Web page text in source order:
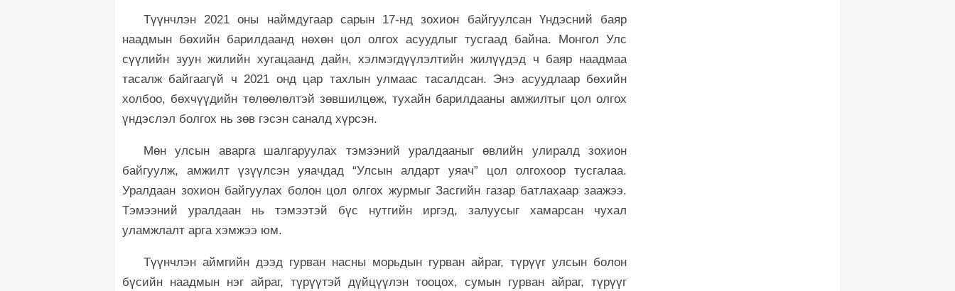
Түүнчлэн 2021 оны наймдугаар сарын 17-нд зохион байгуулсан Үндэсний баяр
наадмын бөхийн барилдаанд нөхөн цол олгох асуудлыг тусгаад байна. Монгол Улс
сүүлийн зуун жилийн хугацаанд дайн, хэлмэгдүүлэлтийн жилүүдэд ч баяр наадмаа
тасалж байгаагүй ч 2021 онд цар тахлын улмаас тасалдсан. Энэ асуудлаар бөхийн
холбоо, бөхчүүдийн төлөөлөлтэй зөвшилцөж, тухайн барилдааны амжилтыг цол олгох
үндэслэл болгох нь зөв гэсэн саналд хүрсэн.
Мөн улсын аварга шалгаруулах тэмээний уралдааныг өвлийн улиралд зохион
байгуулж, амжилт үзүүлсэн уяачдад “Улсын алдарт уяач” цол олгохоор тусгалаа.
Уралдаан зохион байгуулах болон цол олгох журмыг Засгийн газар батлахаар заажээ.
Тэмээний уралдаан нь тэмээтэй бүс нутгийн иргэд, залуусыг хамарсан чухал
уламжлалт арга хэмжээ юм.
Түүнчлэн аймгийн дээд гурван насны морьдын гурван айраг, түрүүг улсын болон
бүсийн наадмын нэг айраг, түрүүтэй дүйцүүлэн тооцох, сумын гурван айраг, түрүүг